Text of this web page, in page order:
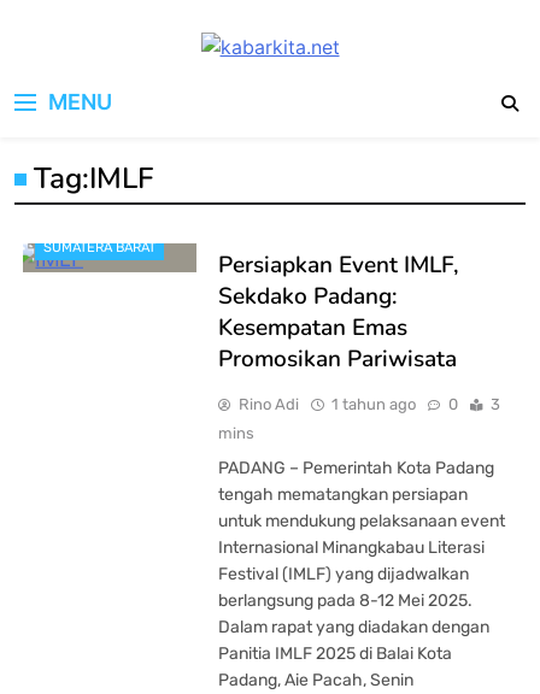
MENU
Tag:IMLF
SUMATERA BARAT
Persiapkan Event IMLF,
Sekdako Padang:
Kesempatan Emas
Promosikan Pariwisata
Rino Adi 1 tahun ago 0
3
mins
PADANG – Pemerintah Kota Padang
tengah mematangkan persiapan
untuk mendukung pelaksanaan event
Internasional Minangkabau Literasi
Festival (IMLF) yang dijadwalkan
berlangsung pada 8-12 Mei 2025.
Dalam rapat yang diadakan dengan
Panitia IMLF 2025 di Balai Kota
Padang, Aie Pacah, Senin